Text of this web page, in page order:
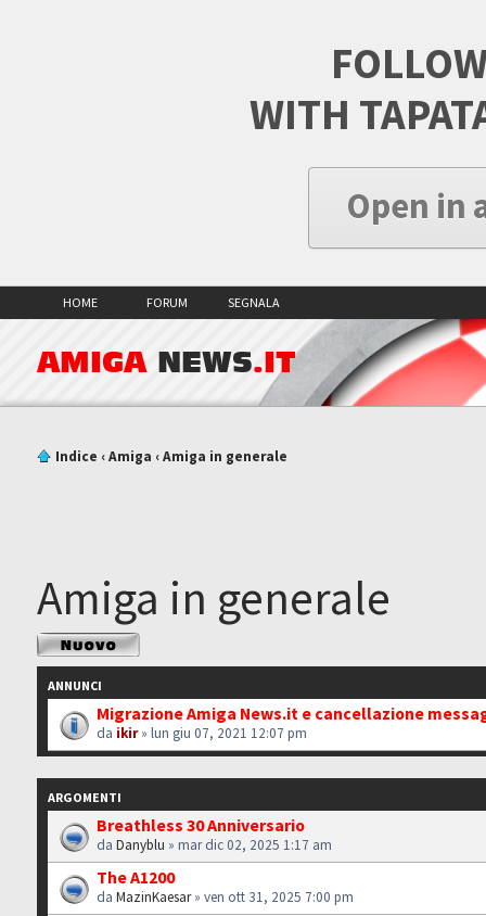
WITH
Open in
HOME FORUM SEGNALA
AMIGA NEWS.IT
Indice ‹Amiga ‹Amiga in generale
Amiga in generale
Scrivi un nuovo
argomento
ANNUNCI
Migrazione Amiga News.it e cancellazione
da ikir» lun giu 07, 2021 12:07 pm
ARGOMENTI
Breathless 30 Anniversario
daDanyblu » mar dic 02, 2025 1:17 am
The A1200
daMazinKaesar» ven ott 31, 2025 7:00 pm